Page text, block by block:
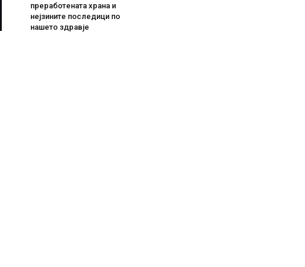
преработената храна и
нејзините последици по
нашето здравје